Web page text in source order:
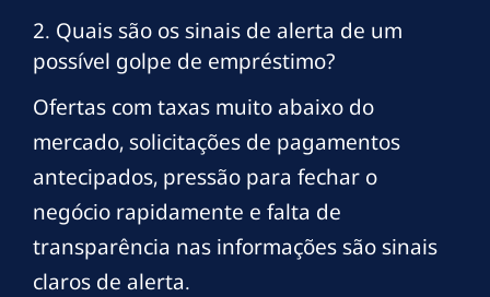
2. Quais são os sinais de alerta de um
possível golpe de empréstimo?
Ofertas com taxas muito abaixo do
mercado, solicitações de pagamentos
antecipados, pressão para fechar o
negócio rapidamente e falta de
transparência nas informações são sinais
claros de alerta.